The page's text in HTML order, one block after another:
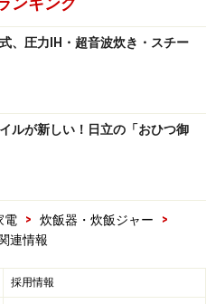
、圧力IH・超音波炊き・スチー
ルが新しい！日立の「おひつ御
電 > 炊飯器・炊飯ジャー
>
連情報
採用情報